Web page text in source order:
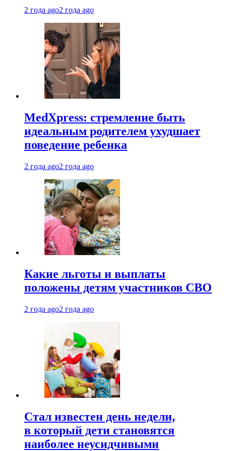
2 года ago2 года ago
MedXpress: стремление быть
идеальным родителем ухудшает
поведение ребенка
2 года ago2 года ago
Какие льготы и выплаты
положены детям участников СВО
2 года ago2 года ago
Стал известен день недели,
в который дети становятся
наиболее неусидчивыми